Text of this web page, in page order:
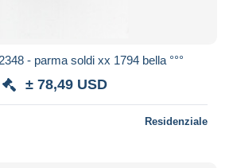
- parma soldi xx 1794 bella °°°
± 78,49 USD
Residenziale